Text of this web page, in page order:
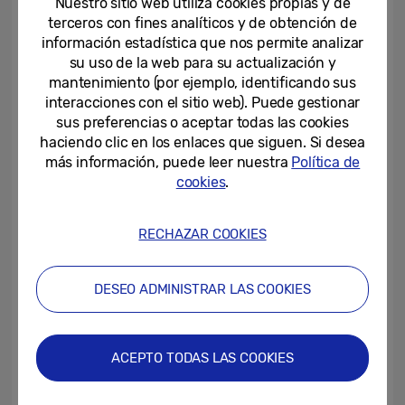
Gold
02-07-2018
[IMÁGENES] Samsung Galaxy
J6
Galaxy S9
[IMÁGENES] Samsung Cinema
LED
21-03-2018
terceros con fines analíticos y de obtención de
información estadística que nos permite analizar
su uso de la web para su actualización y
mantenimiento (por ejemplo, identificando sus
interacciones con el sitio web). Puede gestionar
sus preferencias o aceptar todas las cookies
haciendo clic en los enlaces que siguen. Si desea
más información, puede leer nuestra Política de
cookies.
RECHAZAR COOKIES
DESEO ADMINISTRAR LAS COOKIES
ACEPTO TODAS LAS COOKIES